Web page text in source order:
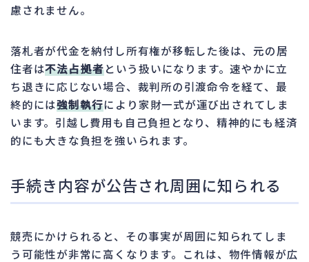
慮されません。
落札者が代金を納付し所有権が移転した後は、元の居
住者は不法占拠者という扱いになります。速やかに立
ち退きに応じない場合、裁判所の引渡命令を経て、最
終的には強制執行により家財一式が運び出されてしま
います。引越し費用も自己負担となり、精神的にも経済
的にも大きな負担を強いられます。
手続き内容が公告され周囲に知られる
競売にかけられると、その事実が周囲に知られてしま
う可能性が非常に高くなります。これは、物件情報が広